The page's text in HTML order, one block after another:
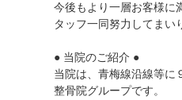
今後もより一層お客様に
タッフ一同努力してまい
● 当院のご紹介 ●
当院は、青梅線沿線等に
整骨院グループです。